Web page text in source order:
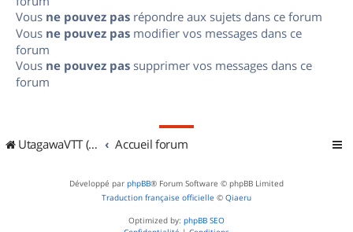
Vous ne pouvez pas répondre aux sujets dans ce forum
Vous ne pouvez pas modifier vos messages dans ce
forum
Vous ne pouvez pas supprimer vos messages dans ce
forum
UtagawaVTT (Randos VTT et VTTAE avec traces GPS) Accueil forum
Développé par phpBB® Forum Software © phpBB Limited
Traduction française officielle © Qiaeru
Optimized by: phpBB SEO